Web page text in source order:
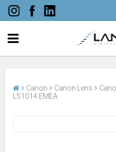
Canon Canon Lens
LS1014 EMEA